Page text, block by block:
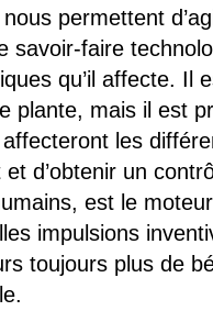
permettent
savoir-faire
qu’il affecte. Il
plante, mais il est
affecteront les
d’obtenir un
est le
impulsions
toujours plus de